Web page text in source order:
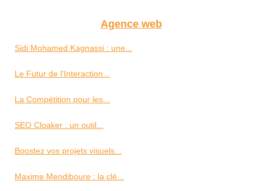
Agence web
Sidi Mohamed Kagnassi : une...
Le Futur de l'Interaction...
La Compétition pour les...
SEO Cloaker : un outil...
Boostez vos projets visuels...
Maxime Mendiboure : la clé...